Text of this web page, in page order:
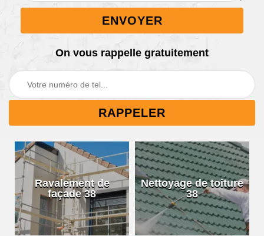
On vous rappelle gratuitement
Ravalement de
façade 38
Nettoyage de toiture
38